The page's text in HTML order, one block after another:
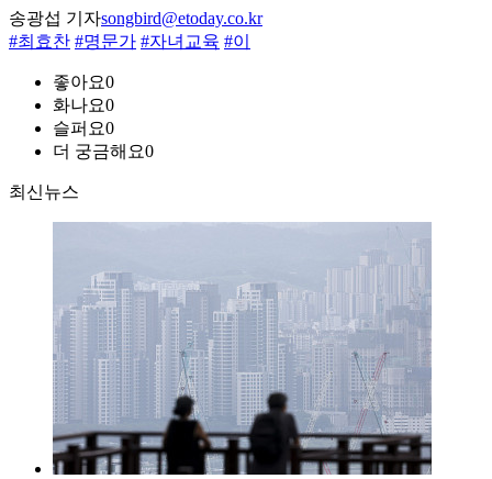
송광섭 기자songbird@etoday.co.kr
#최효찬 #명문가 #자녀교육 #이
좋아요0
화나요0
슬퍼요0
더 궁금해요0
최신뉴스